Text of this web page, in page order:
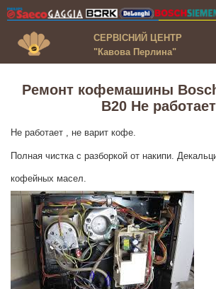
СЕРВІСНИЙ ЦЕНТР
"Кавова Перлина"
Ремонт кофемашины
B20 Не работает
Не работает , не варит кофе.
Полная чистка с разборкой от накипи.
кофейных масел.